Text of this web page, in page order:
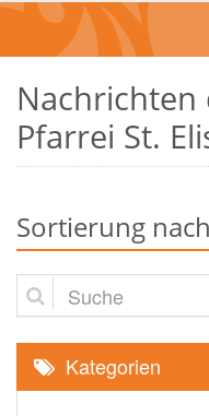
Nachrichten
Pfarrei St.
Sortierung
Suche
Kategorien